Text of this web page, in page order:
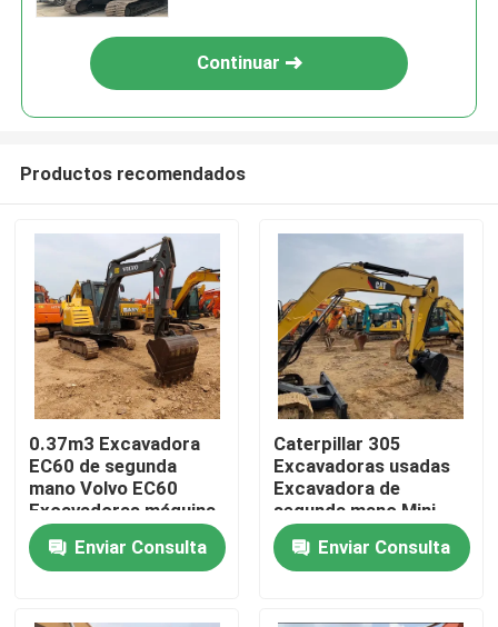
Hogar
Productos
Vídeos
Continuar
Productos recomendados
0.37m3 Excavadora
EC60 de segunda
mano Volvo EC60
Excavadoras máquina
excavadora
Enviar Consulta
Caterpillar 305
Excavadoras usadas
Excavadora de
segunda mano Mini
Cat 305
Enviar Consulta